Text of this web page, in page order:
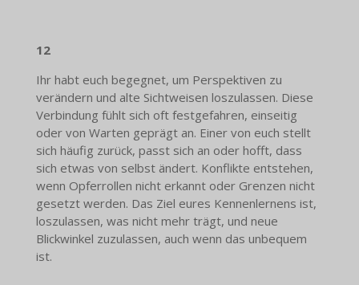
12
Ihr habt euch begegnet, um Perspektiven zu
verändern und alte Sichtweisen loszulassen. Diese
Verbindung fühlt sich oft festgefahren, einseitig
oder von Warten geprägt an. Einer von euch stellt
sich häufig zurück, passt sich an oder hofft, dass
sich etwas von selbst ändert. Konflikte entstehen,
wenn Opferrollen nicht erkannt oder Grenzen nicht
gesetzt werden. Das Ziel eures Kennenlernens ist,
loszulassen, was nicht mehr trägt, und neue
Blickwinkel zuzulassen, auch wenn das unbequem
ist.